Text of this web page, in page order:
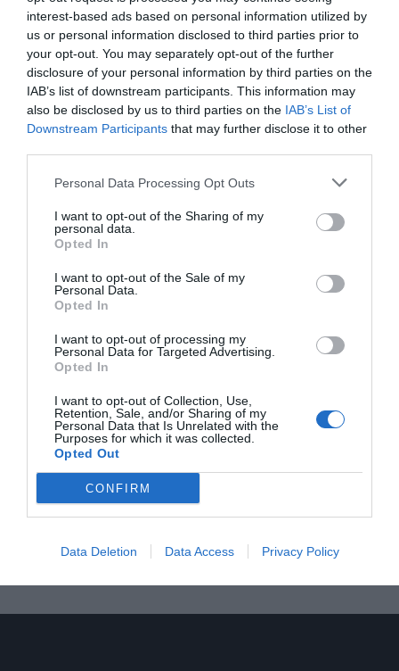
interest-based ads based on personal information utilized by
us or personal information disclosed to third parties prior to
your opt-out. You may separately opt-out of the further
disclosure of your personal information by third parties on the
IAB’s list of downstream participants. This information may
also be disclosed by us to third parties on the IAB’s List of
Downstream Participants that may further disclose it to other
Personal Data Processing Opt Outs
I want to opt-out of the Sharing of my
personal data.
Opted In
I want to opt-out of the Sale of my
Personal Data.
Opted In
I want to opt-out of processing my
Personal Data for Targeted Advertising.
Opted In
I want to opt-out of Collection, Use,
Retention, Sale, and/or Sharing of my
Personal Data that Is Unrelated with the
Purposes for which it was collected.
Opted Out
CONFIRM
Data Deletion Data Access Privacy Policy
Άμα είσαι και ποδοσφαιρόφιλος θα την ευχαριστηθείς
ακόμα περισσότερο. Δεν είναι ακριβώς ποδοσφαιρική
ταινία αλλά αποτυπώνοντας την καθημερινότητα μιας
να μην γουστάρεις με το όλο κλίμα που δημιουργεί.
Πρόκειται άλλωστε για την ταινία που ουσιαστικά
δημιούργησε την τάση της δημιουργίας ποδοσφαιρικών
ιστοριών από την πλευρά των φανατικών οπαδών και
εδώ που τα λέμε, καλύτερο περιβάλλον από το αγγλικό
για να ξεκινήσει μια τέτοια τάση αντικειμενικά δεν θα
μπορούσε να υπάρξει. Υπάρχει ελεύθερα στο Youtube
ολόκληρη, αν δεν την έχεις δει και γουστάρεις μπάλα,